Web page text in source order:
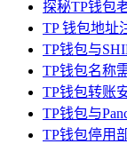
探秘TP钱包
TP 钱包地址
TP钱包与
TP钱包名称
TP钱包转账
TP钱包与
TP钱包停用